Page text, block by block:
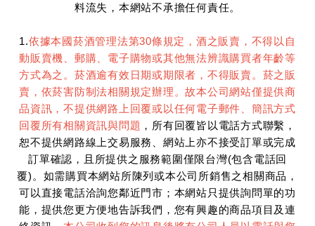
料流失，本網站不承擔任何責任。
1.依據本國菸酒管理法第30條規定，酒之販賣，不得以自
動販賣機、郵購、電子購物或其他無法辨識購買者年齡等
方式為之。菸酒逾有效日期或期限者，不得販賣。菸之販
賣，依菸害防制法相關規定辦理。故本公司網站僅提供商
品資訊，不提供網路上回覆或以任何電子郵件、簡訊方式
回覆所有相關資訊與問題 ，所有回覆皆以電話方式聯繫，
恕不提供網路線上交易服務、網站上亦不接受訂單或完成
訂單確認，且所提供之服務範圍僅限台灣(包含電話回
覆)。如需購買本網站所陳列或本公司所銷售之相關商品，
可以直接電話洽詢您鄰近門市；本網站只提供詢問單的功
能，提供您更方便地告訴我們，您有興趣的商品項目及連